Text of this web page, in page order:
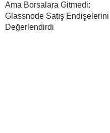
Ama Borsalara Gitmedi:
Glassnode Satış Endişelerini
Değerlendirdi